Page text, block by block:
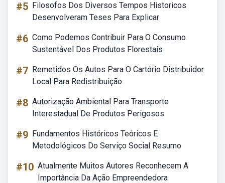
#5 Filosofos Dos Diversos Tempos Historicos
Desenvolveram Teses Para Explicar
#6 Como Podemos Contribuir Para O Consumo
Sustentável Dos Produtos Florestais
#7 Remetidos Os Autos Para O Cartório Distribuidor
Local Para Redistribuição
#8 Autorização Ambiental Para Transporte
Interestadual De Produtos Perigosos
#9 Fundamentos Históricos Teóricos E
Metodológicos Do Serviço Social Resumo
#10 Atualmente Muitos Autores Reconhecem A
Importância Da Ação Empreendedora